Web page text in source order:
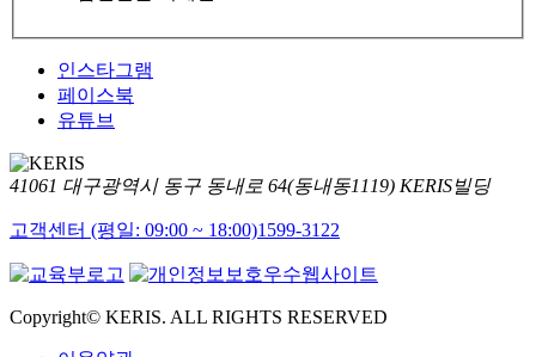
인스타그램
페이스북
유튜브
41061 대구광역시 동구 동내로 64(동내동1119) KERIS빌딩
고객센터 (평일: 09:00 ~ 18:00)1599-3122
Copyright© KERIS. ALL RIGHTS RESERVED